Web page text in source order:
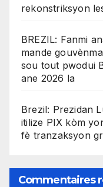
rekonstriksyon
BREZIL: Fanmi
mande
sou tout pwodui
ane 2026 la
Brezil: Prezidan
itilize PIX kòm
fè tranzaksyon
Commentaires